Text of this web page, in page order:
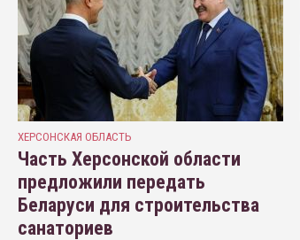
ХЕРСОНСКАЯ ОБЛАСТЬ
Часть Херсонской области
предложили передать
Беларуси для строительства
санаториев